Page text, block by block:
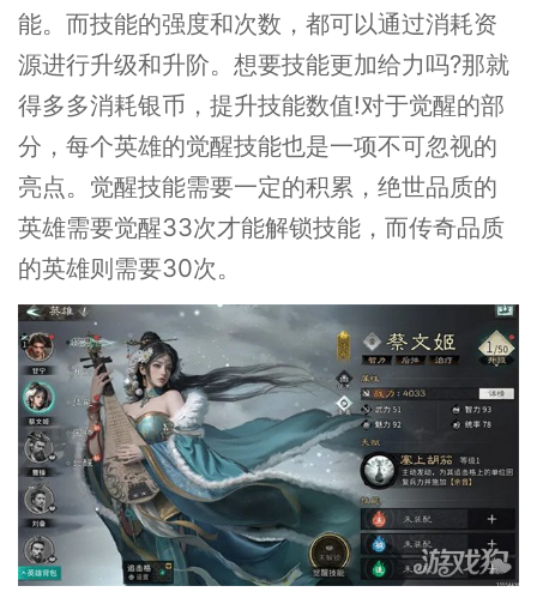
能。而技能的强度和次数，都可以通过消耗资
源进行升级和升阶。想要技能更加给力吗?那就
得多多消耗银币，提升技能数值!对于觉醒的部
分，每个英雄的觉醒技能也是一项不可忽视的
亮点。觉醒技能需要一定的积累，绝世品质的
英雄需要觉醒33次才能解锁技能，而传奇品质
的英雄则需要30次。